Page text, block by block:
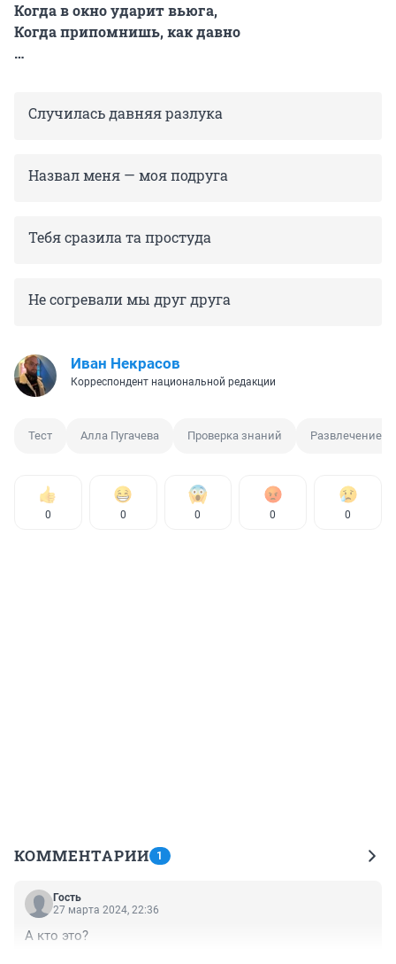
Когда в окно ударит вьюга,
Когда припомнишь, как давно
…
Случилась давняя разлука
Назвал меня — моя подруга
Тебя сразила та простуда
Не согревали мы друг друга
Иван Некрасов
Корреспондент национальной редакции
Тест Алла Пугачева Проверка знаний Развлечение
0 0 0 0 0
КОММЕНТАРИИ 1
Гость
27 марта 2024, 22:36
А кто это?